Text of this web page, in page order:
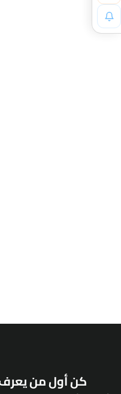
كن أول من